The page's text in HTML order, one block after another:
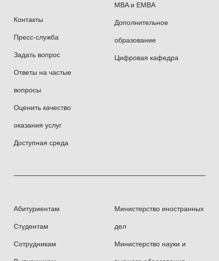
Контакты
Пресс-служба
Задать вопрос
Ответы на частые
вопросы
Оценить качество
оказания услуг
Доступная среда
MBA и EMBA
Дополнительное
образование
Цифровая кафедра
Абитуриентам
Студентам
Сотрудникам
Министерство иностранных
дел
Министерство науки и